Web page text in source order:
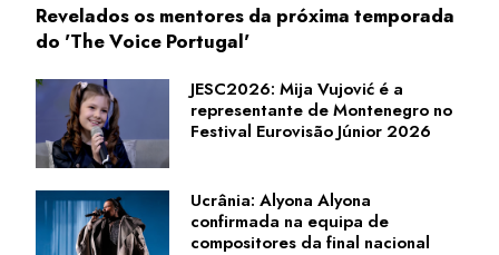
Revelados os mentores da próxima temporada
do 'The Voice Portugal'
JESC2026: Mija Vujović é a
representante de Montenegro no
Festival Eurovisão Júnior 2026
Ucrânia: Alyona Alyona
confirmada na equipa de
compositores da final nacional